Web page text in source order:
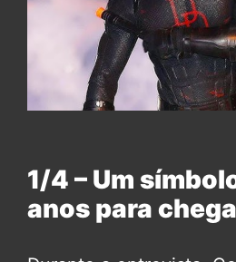
1/4 – Um
anos para